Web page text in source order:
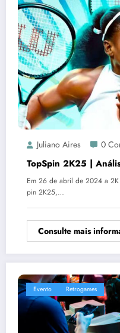
Juliano Aires 0
TopSpin 2K25 |
Em 26 de abril de 2024 a
pin 2K25,…
Consulte mais
Evento Retrogames